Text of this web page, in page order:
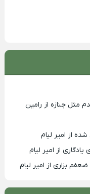
مثل جنازه از رامین
از امیر لیام
از امیر لیام
بزاری از امیر لیام